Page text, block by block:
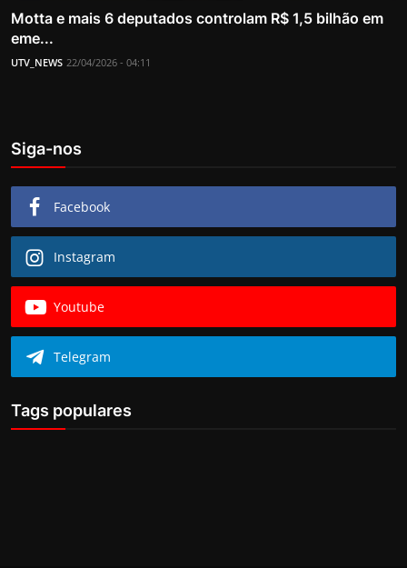
Motta e mais 6 deputados controlam R$ 1,5 bilhão em
eme...
UTV_NEWS 22/04/2026 - 04:11
Siga-nos
Facebook
Instagram
Youtube
Telegram
Tags populares